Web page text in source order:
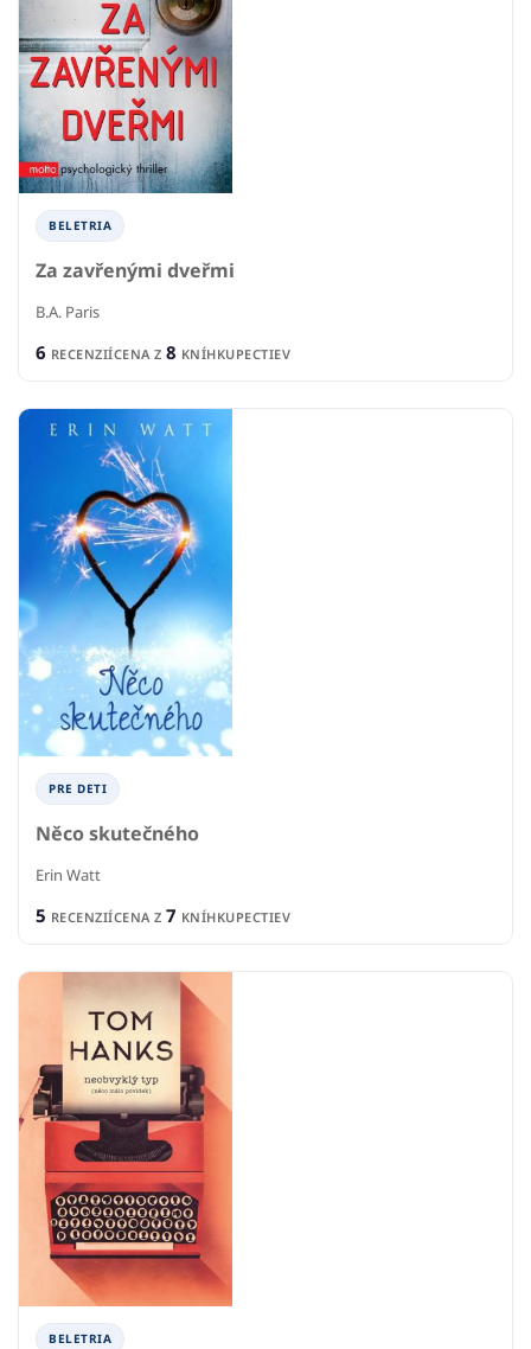
BELETRIA
Za zavřenými dveřmi
B.A. Paris
6 RECENZIÍCENA Z 8 KNÍHKUPECTIEV
PRE DETI
Něco skutečného
Erin Watt
5 RECENZIÍCENA Z 7 KNÍHKUPECTIEV
BELETRIA